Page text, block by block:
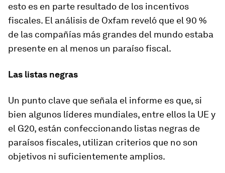
esto es en parte resultado de los incentivos
fiscales. El análisis de Oxfam reveló que el 90 %
de las compañías más grandes del mundo estaba
presente en al menos un paraíso fiscal.
Las listas negras
Un punto clave que señala el informe es que, si
bien algunos líderes mundiales, entre ellos la UE y
el G20, están confeccionando listas negras de
paraísos fiscales, utilizan criterios que no son
objetivos ni suficientemente amplios.